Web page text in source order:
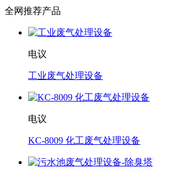
全网推荐产品
电议
工业废气处理设备
电议
KC-8009 化工废气处理设备